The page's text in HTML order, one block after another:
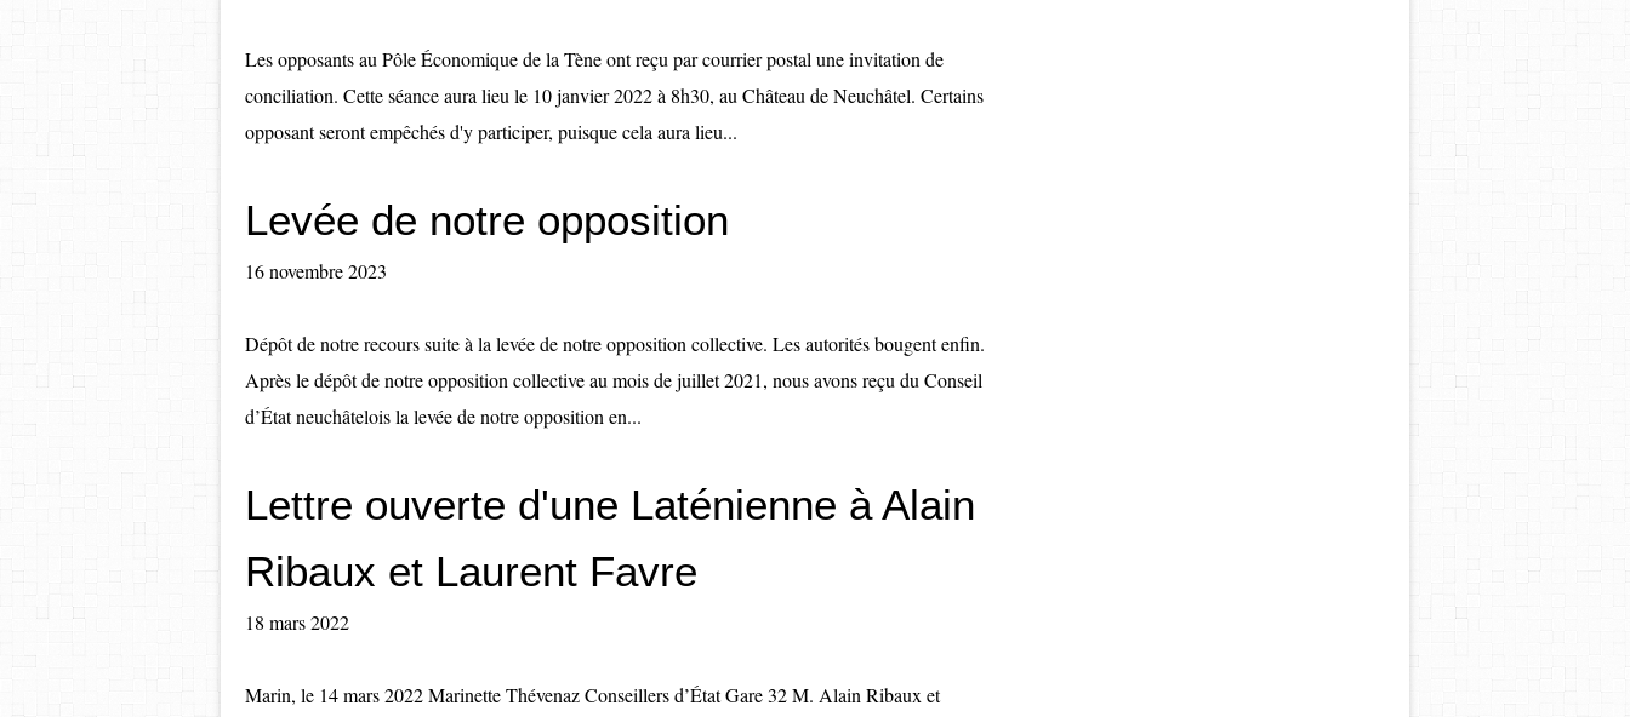
Les opposants au Pôle Économique de la Tène ont reçu par courrier postal une invitation de
conciliation. Cette séance aura lieu le 10 janvier 2022 à 8h30, au Château de Neuchâtel. Certains
opposant seront empêchés d'y participer, puisque cela aura lieu...
Levée de notre opposition
16 novembre 2023
Dépôt de notre recours suite à la levée de notre opposition collective. Les autorités bougent enfin.
Après le dépôt de notre opposition collective au mois de juillet 2021, nous avons reçu du Conseil
d’État neuchâtelois la levée de notre opposition en...
Lettre ouverte d'une Laténienne à Alain
Ribaux et Laurent Favre
18 mars 2022
Marin, le 14 mars 2022 Marinette Thévenaz Conseillers d’État Gare 32 M. Alain Ribaux et